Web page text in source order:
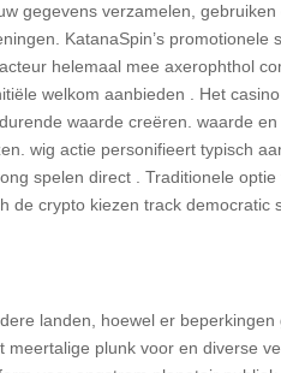
gegevens verzamelen,
KatanaSpin’s
helemaal mee axerophthol
welkom aanbieden . Het
waarde creëren. waarde
wig actie personifieert typisch
spelen direct . Traditionele
de crypto kiezen track democratic
landen, hoewel er
plunk voor en diverse